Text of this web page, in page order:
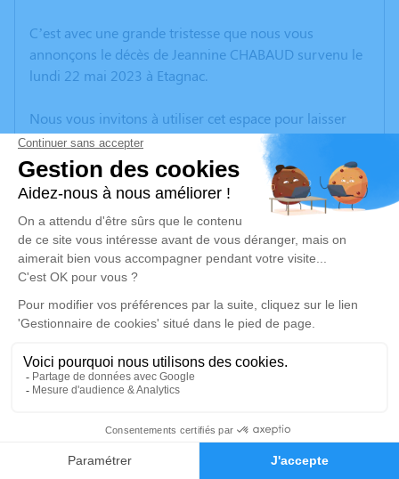
Faire-part Hommages
C’est avec une grande tristesse que nous vous
annonçons le décès de Jeannine CHABAUD survenu le
lundi 22 mai 2023 à Etagnac.
Nous vous invitons à utiliser cet espace pour laisser
vos condoléances, partager des photos souvenirs, une
anecdote ou exprimer vos pensées à travers des
poèmes ou des textes. Cet endroit est un lieu
d'expression dédié à honorer la mémoire de Jeannine
CHABAUD.
Un service de plantation d’arbre hommage est
disponible ici.
Je rends hommage
Cérémonie religieuse
Collégiale de Saint-Junien
Place Deffuas